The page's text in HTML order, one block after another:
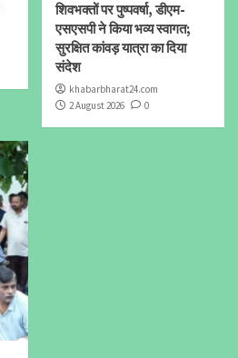
शिवभक्तों पर पुष्पवर्षा, डीएम-
एसएसपी ने किया भव्य स्वागत;
सुरक्षित कांवड़ यात्रा का दिया
संदेश
khabarbharat24.com
2 August 2026
0